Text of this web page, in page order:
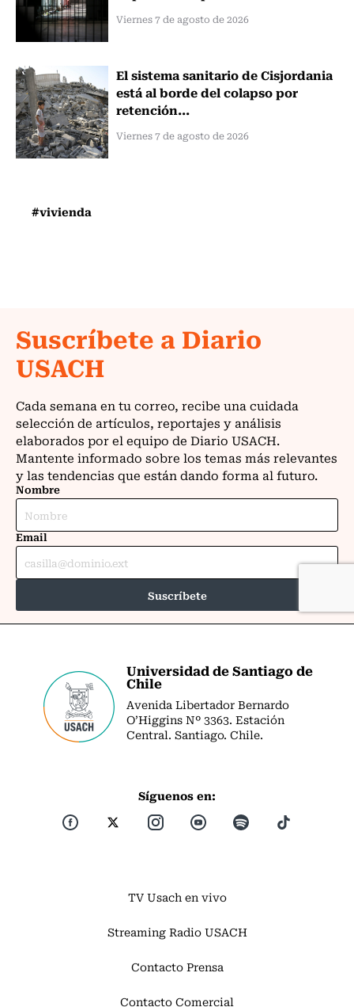
Viernes 7 de agosto de 2026
El sistema sanitario de Cisjordania
está al borde del colapso por
retención...
Viernes 7 de agosto de 2026
#vivienda
Universidad de Santiago de
Chile
Avenida Libertador Bernardo
O’Higgins Nº 3363. Estación
Central. Santiago. Chile.
Síguenos en:
TV Usach en vivo
Streaming Radio USACH
Contacto Prensa
Contacto Comercial